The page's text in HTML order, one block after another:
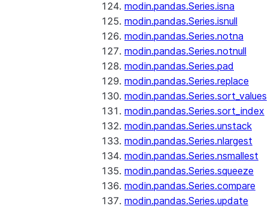
modin.pandas.Series.isna
modin.pandas.Series.isnull
modin.pandas.Series.notna
modin.pandas.Series.notnull
modin.pandas.Series.pad
modin.pandas.Series.replace
modin.pandas.Series.sort_values
modin.pandas.Series.sort_index
modin.pandas.Series.unstack
modin.pandas.Series.nlargest
modin.pandas.Series.nsmallest
modin.pandas.Series.squeeze
modin.pandas.Series.compare
modin.pandas.Series.update